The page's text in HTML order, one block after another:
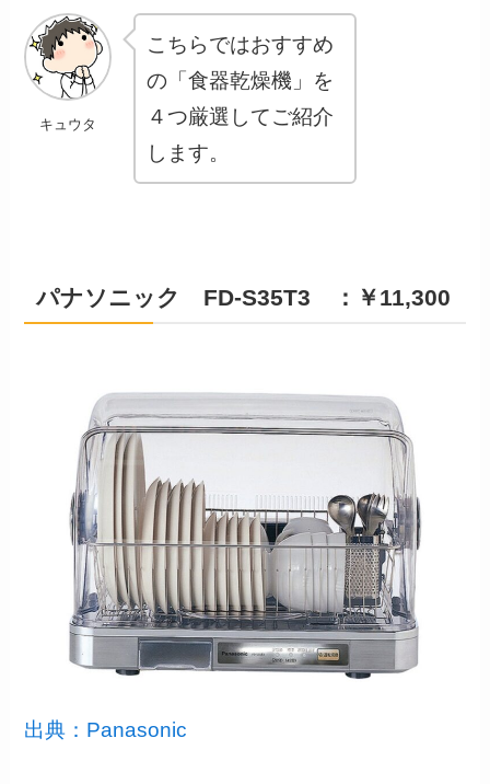
キュウタ
こちらではおすすめ
の「食器乾燥機」を
４つ厳選してご紹介
します。
パナソニック FD-S35T3 ：￥11,300
出典：Panasonic